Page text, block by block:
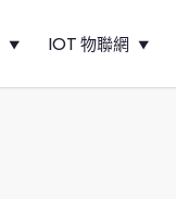
IOT 物聯網